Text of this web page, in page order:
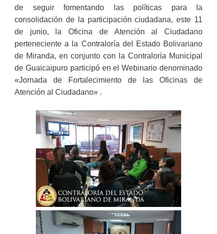
de seguir fomentando las políticas para la
consolidación de la participación ciudadana, este 11
de junio, la Oficina de Atención al Ciudadano
perteneciente a la Contraloría del Estado Bolivariano
de Miranda, en conjunto con la Contraloría Municipal
de Guaicaipuro participó en el Webinario denominado
«Jornada de Fortalecimiento de las Oficinas de
Atención al Ciudadano» .